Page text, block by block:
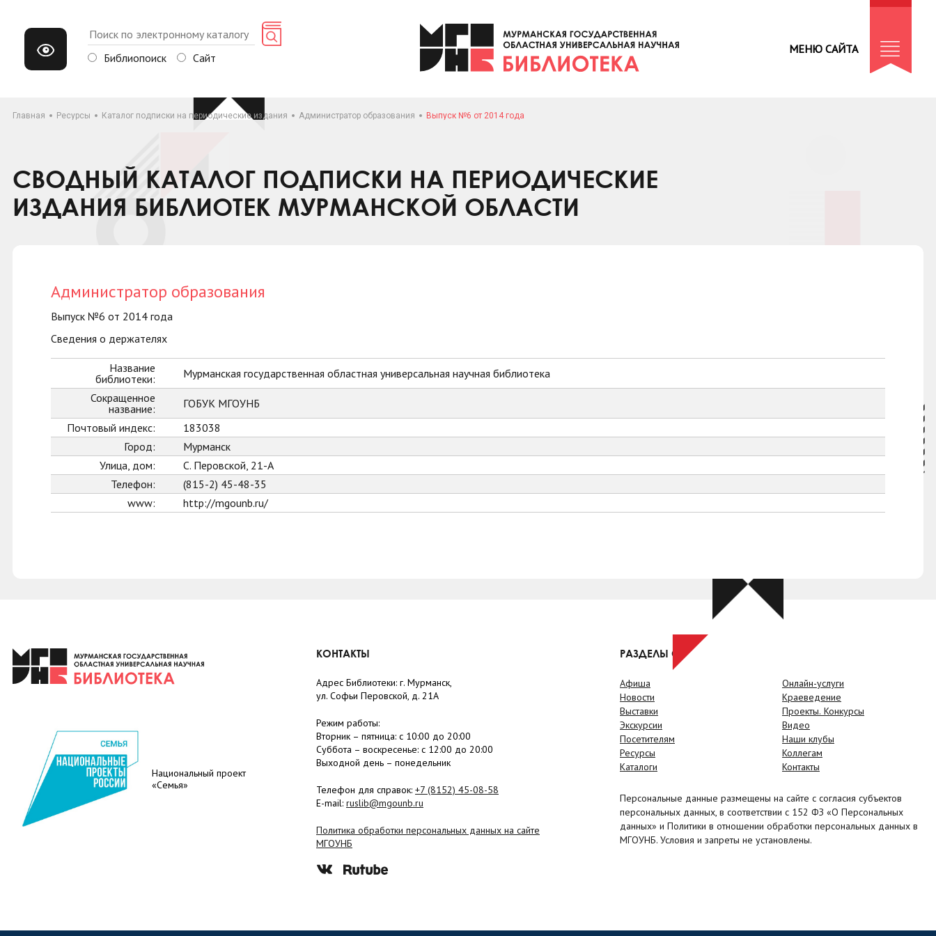
Библиопоиск Сайт
МЕНЮ САЙТА
Главная Ресурсы Каталог подписки на периодические издания Администратор образования Выпуск №6 от 2014 года
СВОДНЫЙ КАТАЛОГ ПОДПИСКИ НА ПЕРИОДИЧЕСКИЕ
ИЗДАНИЯ БИБЛИОТЕК МУРМАНСКОЙ ОБЛАСТИ
Администратор образования
Выпуск №6 от 2014 года
Сведения о держателях
Название
библиотеки:
Мурманская государственная областная универсальная научная библиотека
Сокращенное
название:
ГОБУК МГОУНБ
Почтовый индекс:
183038
Город:
Мурманск
Улица, дом:
С. Перовской, 21-А
Телефон:
(815-2) 45-48-35
www:
http://mgounb.ru/
Национальный проект
«Семья»
КОНТАКТЫ
Адрес Библиотеки: г. Мурманск,
ул. Софьи Перовской, д. 21А
Режим работы:
Вторник – пятница: с 10:00 до 20:00
Суббота – воскресенье: c 12:00 до 20:00
Выходной день – понедельник
Телефон для справок: +7 (8152) 45-08-58
E-mail: ruslib@mgounb.ru
Политика обработки персональных данных на сайте
МГОУНБ
РАЗДЕЛЫ САЙТА
Афиша
Новости
Выставки
Экскурсии
Посетителям
Ресурсы
Каталоги
Онлайн-услуги
Краеведение
Проекты. Конкурсы
Видео
Наши клубы
Коллегам
Контакты
Персональные данные размещены на сайте с согласия субъектов
персональных данных, в соответствии с 152 ФЗ «О Персональных
данных» и Политики в отношении обработки персональных данных в
МГОУНБ. Условия и запреты не установлены.